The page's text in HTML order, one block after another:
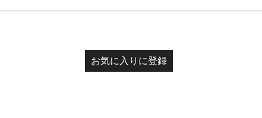
お気に入りに登録